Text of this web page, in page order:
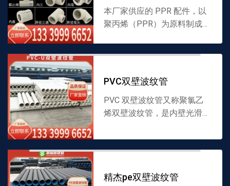
本厂家供应的 PPR 配件，以
聚丙烯（PPR）为原料制成，
发，详情可联系 133...
PVC双壁波纹管
PVC 双壁波纹管又称聚氯乙
烯双壁波纹管，是内壁光滑、
采用适配材料制成，兼具结构
强度与柔韧性，适配多种液体
精杰pe双壁波纹管